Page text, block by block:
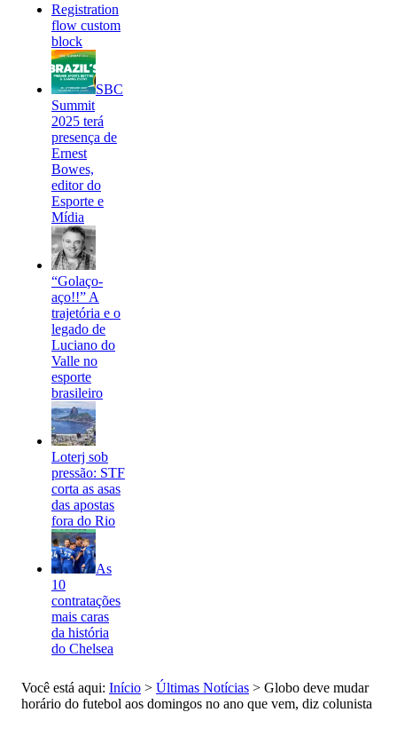
Registration
flow custom
block
SBC
Summit
2025 terá
presença de
Ernest
Bowes,
editor do
Esporte e
Mídia
“Golaço-
aço!!” A
trajetória e o
legado de
Luciano do
Valle no
esporte
brasileiro
Loterj sob
pressão: STF
corta as asas
das apostas
fora do Rio
As
10
contratações
mais caras
da história
do Chelsea
Você está aqui: Início > Últimas Notícias > Globo deve mudar
horário do futebol aos domingos no ano que vem, diz colunista